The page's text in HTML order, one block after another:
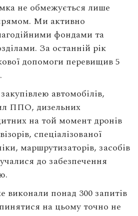
не обмежується лише
Ми активно
фондами та
За останній рік
допомоги перевищив 5
автомобілів,
ППО, дизельних
на той момент дронів
спеціалізованої
маршрутизаторів, засобів
до забезпечення
виконали понад 300 запитів
на цьому точно не